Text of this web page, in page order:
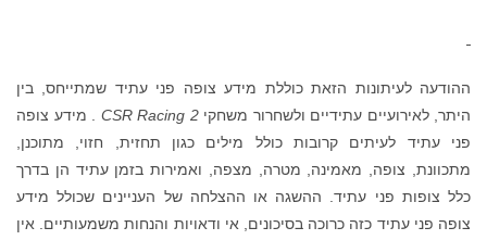
הזאת כוללת מידע צופה פני עתיד שמתייחס, בין
עתידיים ולשחרור משחקיCSR Racing 2 . מידע צופה
קרובות כולל מילים כגון תחזית, חזוי, מתוכנן,
מאמינה, מטרה, מצפה, ואמירות בזמן עתיד הן בדרך
פני עתיד. ההשגה או ההצלחה של העניינים שכולל מידע
כזה כרוכה בסיכונים, אי ודאויות והנחות משמעותיים. אין